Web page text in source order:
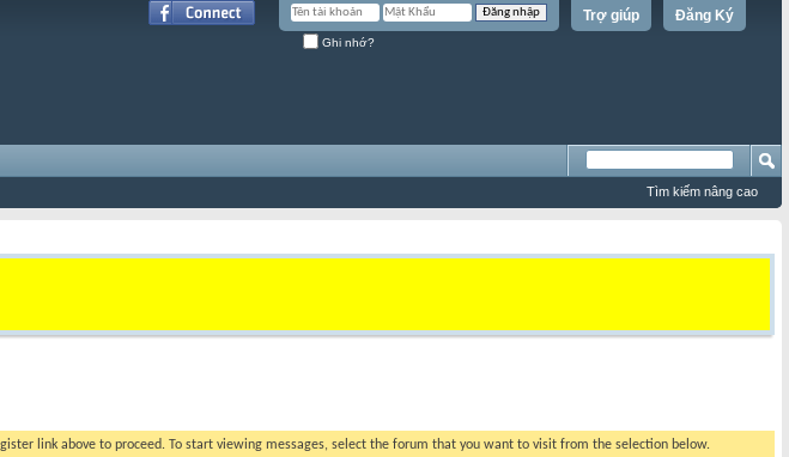
Đăng Ký
Trợ giúp
Ghi nhớ?
Tìm kiếm nâng cao
link above to proceed. To start viewing messages, select the forum that you want to visit from the selection below.